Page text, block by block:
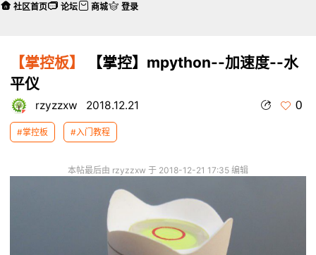
【掌控板】
【掌控】mpython--加速度--水
平仪
rzyzzxw 2018.12.21 0
#掌控板 #入门教程
本帖最后由 rzyzzxw 于 2018-12-21 17:35 编辑
社区首页 论坛 商城 登录